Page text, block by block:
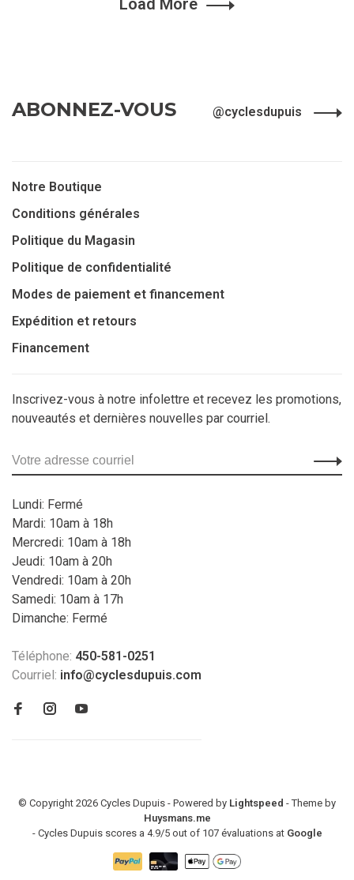
Load More
ABONNEZ-VOUS @cyclesdupuis
Notre Boutique
Conditions générales
Politique du Magasin
Politique de confidentialité
Modes de paiement et financement
Expédition et retours
Financement
Inscrivez-vous à notre infolettre et recevez les promotions,
nouveautés et dernières nouvelles par courriel.
Lundi: Fermé
Mardi: 10am à 18h
Mercredi: 10am à 18h
Jeudi: 10am à 20h
Vendredi: 10am à 20h
Samedi: 10am à 17h
Dimanche: Fermé
Téléphone: 450-581-0251
Courriel: info@cyclesdupuis.com
© Copyright 2026 Cycles Dupuis - Powered by Lightspeed - Theme by
Huysmans.me
- Cycles Dupuis scores a 4.9/5out of 107 évaluations at Google